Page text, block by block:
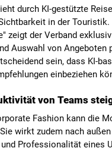
durch KI-gestützte
in der Touristik.
zeigt der Verband
Auswahl von Angeboten
sein, dass KI-
einbeziehen
von Teams
Fashion kann die
wirkt zudem nach
Professionalität eines